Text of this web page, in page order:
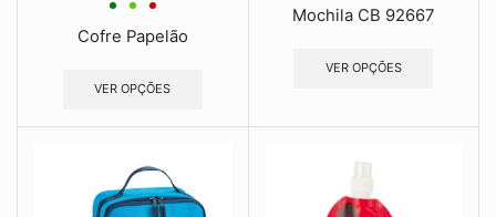
Cofre Papelão
VER OPÇÕES
Mochila CB 92667
VER OPÇÕES